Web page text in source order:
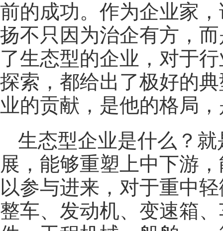
前的成功。作为企业家
扬不只因为治企有方，
了生态型的企业，对于
探索，都给出了极好的
业的贡献，是他的格局
生态型企业是什么？
展，能够重塑上中下游
以参与进来，对于重中
整车、发动机、变速箱